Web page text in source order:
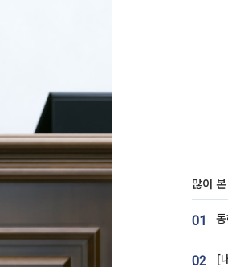
많이
01
02